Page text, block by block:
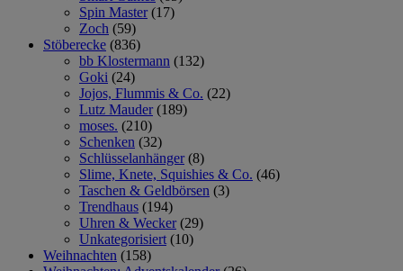
Spin Master (17)
Zoch (59)
Stöberecke (836)
bb Klostermann (132)
Goki (24)
Jojos, Flummis & Co. (22)
Lutz Mauder (189)
moses. (210)
Schenken (32)
Schlüsselanhänger (8)
Slime, Knete, Squishies & Co. (46)
Taschen & Geldbörsen (3)
Trendhaus (194)
Uhren & Wecker (29)
Unkategorisiert (10)
Weihnachten (158)